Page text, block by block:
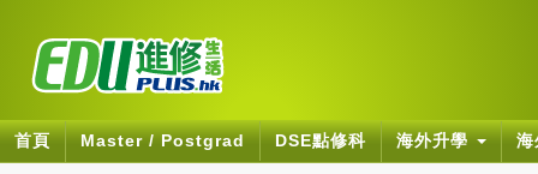
首頁 Master / Postgrad DSE點修科 海外升學